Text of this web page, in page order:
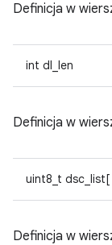
Definicja w
int dl_len
Definicja w
uint8_t dsc_list[
Definicja w